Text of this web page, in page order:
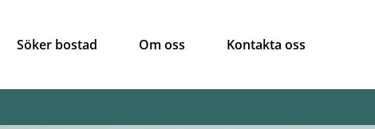
Söker bostad Om oss Kontakta oss